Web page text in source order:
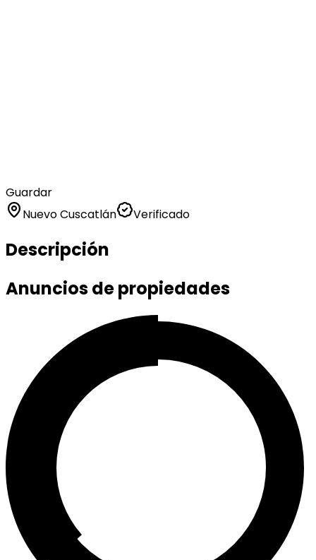
Guardar
Nuevo Cuscatlán
Verificado
Descripción
Anuncios de propiedades